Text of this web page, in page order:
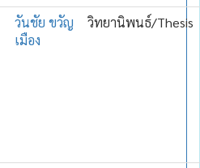
วันชัย ขวัญ
เมือง
วิทยานิพนธ์/Thesis